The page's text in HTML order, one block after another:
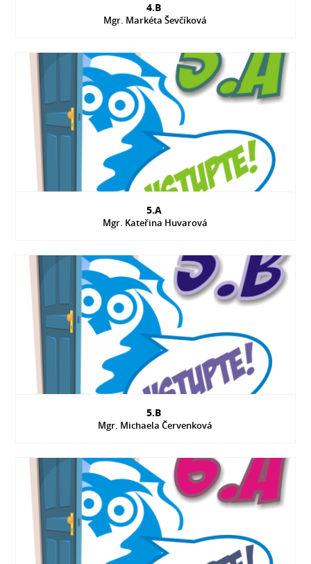
4.B
Mgr. Markéta Ševčíková
5.A
Mgr. Kateřina Huvarová
5.B
Mgr. Michaela Červenková